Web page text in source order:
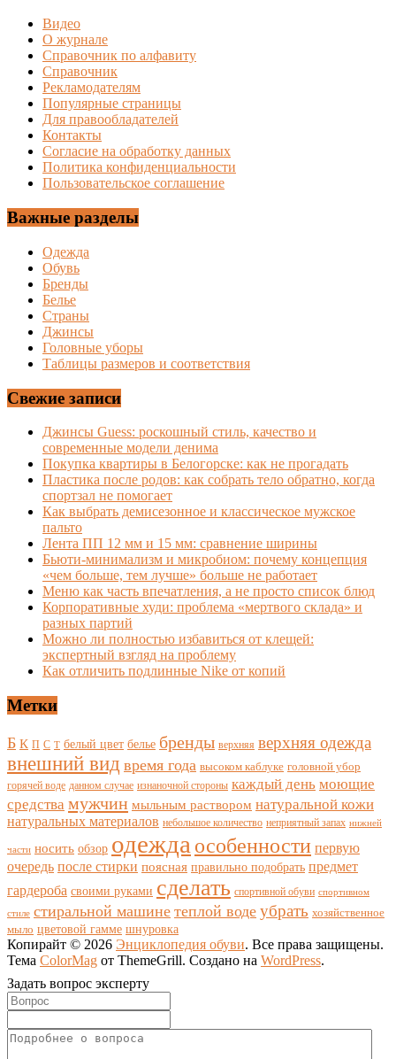
Видео
О журнале
Справочник по алфавиту
Справочник
Рекламодателям
Популярные страницы
Для правообладателей
Контакты
Согласие на обработку данных
Политика конфиденциальности
Пользовательское соглашение
Важные разделы
Одежда
Обувь
Бренды
Белье
Страны
Джинсы
Головные уборы
Таблицы размеров и соответствия
Свежие записи
Джинсы Guess: роскошный стиль, качество и
современные модели денима
Покупка квартиры в Белогорске: как не прогадать
Пластика после родов: как собрать тело обратно, когда
спортзал не помогает
Как выбрать демисезонное и классическое мужское
пальто
Лента ПП 12 мм и 15 мм: сравнение ширины
Бьюти-минимализм и микробиом: почему концепция
«чем больше, тем лучше» больше не работает
Меню как часть впечатления, а не просто список блюд
Корпоративные худи: проблема «мертвого склада» и
разных партий
Можно ли полностью избавиться от клещей:
экспертный взгляд на проблему
Как отличить подлинные Nike от копий
Метки
Б К П С Т белый цвет белье бренды верхняя верхняя одежда
внешний вид время года высоком каблуке головной убор
горячей воде данном случае изнаночной стороны каждый день моющие
средства мужчин мыльным раствором натуральной кожи
натуральных материалов небольшое количество неприятный запах нижней
части носить обзор одежда особенности первую
очередь после стирки поясная правильно подобрать предмет
гардероба своими руками сделать спортивной обуви спортивном
стиле стиральной машине теплой воде убрать хозяйственное
мыло цветовой гамме шнуровка
Копирайт © 2026 Энциклопедия обуви. Все права защищены.
Тема ColorMag от ThemeGrill. Создано на WordPress.
Задать вопрос эксперту